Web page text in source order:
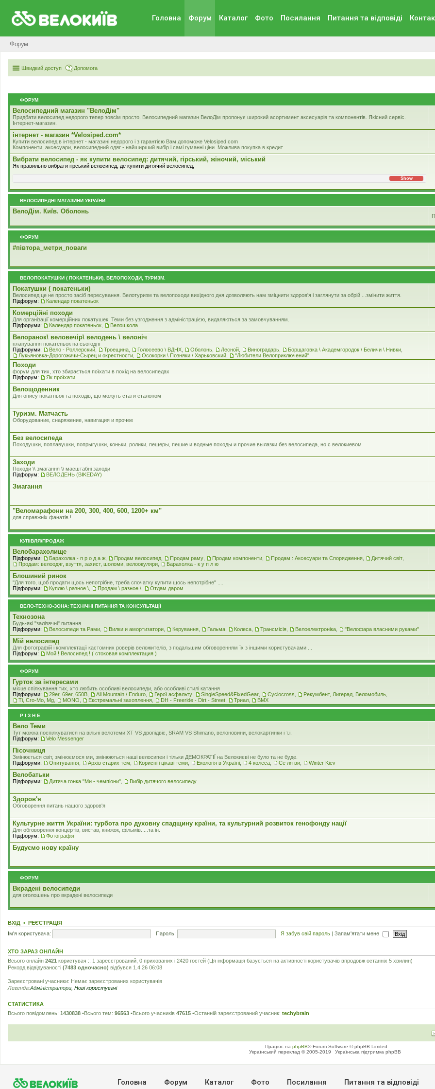
Головна Форум Каталог Фото Посилання Питання та вiдповiдi
Форум
Швидкий доступ Допомога
ФОРУМ
Велосипедний магазин "ВелоДім"
Придбати велосипед недорого тепер зовсім просто. Велосипедний магазин ВелоДім пропонує широкий асортимент аксесуарів та компонентів. Якісний сервіс.
Інтернет-магазин.
iнтернет - магазин *Velosiped.com*
Купити велосипед в інтернет - магазині недорого і з гарантією Вам допоможе Velosiped.com
Компоненти, аксесуари, велосипедний одяг - найширший вибір і самі гуманні ціни. Можлива покупка в кредит.
Вибрати велосипед - як купити велосипед: дитячий, гірський, жіночий, міський
Як правильно вибрати гірський велосипед, де купити дитячий велосипед,
Show
ВЕЛОСИПЕДНІ МАГАЗИНИ УКРАЇНИ
ВелоДім. Київ. Оболонь
ФОРУМ
#‎пiвтора_метри_поваги‬
ВЕЛОПОКАТУШКИ ( ПОКАТЕНЬКИ), ВЕЛОПОХОДИ, ТУРИЗМ.
Покатушки ( покатеньки)
Велосипед це не просто засіб пересування. Велотуризм та велопоходи вихідного дня дозволяють нам зміцнити здоров'я і заглянути за обрій ...змінити життя.
Підфорум:
Календар покатеньок
Комерцiйнi походи
Для організації комерційних покатушек. Теми без узгодження з адміністрацією, видаляються за замовчуванням.
Підфоруми:
Календар покатеньок Велошкола
Велоранок\ веловечір\ велодень \ велоніч
планування покатеньок на сьогодні
Підфоруми:
Вело - Роллерский Троещина Голосеево \ ВДНХ Оболонь Лесной Виноградарь Борщаговка \ Академгородок \ Беличи \ Нивки
Лукьяновка-Дорогожичи-Сырец и окрестности
Осокорки \ Позняки \ Харьковский "Любители Велоприключений"
Походи
форум для тих, хто збирається поїхати в похід на велосипедах
Підфорум:
Як проїхати
Велощоденник
Для опису покатньок та походів, що можуть стати еталоном
Туризм. Матчасть
Оборудование, снаряжение, навигация и прочее
Без велосипеда
Походушки, поплавушки, попрыгушки, коньки, ролики, пещеры, пешие и водные походы и прочие вылазки без велосипеда, но с велокиевом
Заходи
Походи \\ змагання \\ масштабні заходи
Підфорум:
ВЕЛОДЕНЬ (BIKEDAY)
Змагання
"Веломарафони на 200, 300, 400, 600, 1200+ км"
для справжнiх фанатiв !
КУПІВЛЯ\ПРОДАЖ
Велобарахолище
Підфоруми: Барахолка - п р о д а ж Продам велосипед Продам раму Продам компоненти Продам : Аксесуари та Спорядження Дитячий світ
Продам: велоодяг, взуття, захист, шоломи, велоокуляри
Барахолка - к у п л ю
Блошиний ринок
"Для того, щоб продати щось непотрібне, треба спочатку купити щось непотрібне" ....
Підфоруми:
Куплю \ разное \ Продам \ разное \ Отдам даром
ВЕЛО-ТЕХНО-ЗОНА: ТЕХНІЧНІ ПИТАННЯ ТА КОНСУЛЬТАЦІЇ
Технозона
Будь-які "залізячні" питання
Підфоруми:
Велосипеди та Рами Вилки и амортизатори Керування Гальма Колеса Трансмісія Велоелектроніка "Велофара власними руками"
Мiй велосипед
Для фотографій і комплектації кастомних роверiв веложителiв, з подальшим обговоренням їх з іншими користувачами ...
Підфорум:
Мой ! Велосипед ! ( стоковая комплектация )
ФОРУМ
Гурток за інтересами
місце спілкування тих, хто любить особливі велосипеди, або особливі стилі катання
Підфоруми:
29er, 69er, 650B All Mountain / Enduro Герої асфальту SingleSpeed&FixedGear Cyclocross Рекумбент, Лигерад, Веломобиль
Ti, Cro-Mo, Mg
MONO Екстремальні захоплення DH - Freeride - Dirt - Street Триал BMX
Р I З Н Е
Вело Теми
Тут можна поспілкуватися на вільні велотеми ХТ VS двопідвіс, SRAM VS Shimano, велоновини, велокартинки і т.і.
Підфорум:
Velo Messenger
Пісочниця
Змінюється світ, змінюємося ми, змінюються наші велосипеи і тільки ДЕМОКРАТІЇ на Велокиєві не було та не буде.
Підфоруми:
Опитування Архів старих тем Корисні і цікаві теми Екологiя в Україні 4 колеса Се ля ви Winter Kiev
Велобатьки
Підфоруми: Дитяча гонка "Ми - чемпіони" Вибір дитячого велосипеду
Здоров'я
Обговорення питань нашого здоров'я
Культурне життя України: турбота про духовну спадщину країни, та культурний розвиток генофонду нації
Для обговорення концертів, вистав, книжок, фільмів.....та iн.
Підфорум:
Фотографія
Будуємо нову країну
ФОРУМ
Вкрадені велосипеди
для оголошень про вкрадені велосипеди
ВХІД • РЕЄСТРАЦІЯ
Ім'я користувача:
Пароль: Я забув свій пароль | Запам'ятати мене
ХТО ЗАРАЗ ОНЛАЙН
Всього онлайн 2421 користувач :: 1 зареєстрований, 0 прихованих і 2420 гостей (Ця інформація базується на активності користувачів впродовж останніх 5 хвилин)
Рекорд відвідуваності (7483 одночасно) відбувся 1.4.26 06:08
Зареєстровані учасники: Немає зареєстрованих користувачів
Легенда:Адміністратори Нові користувачі
СТАТИСТИКА
Всього повідомлень: 1430838 •Всього тем: 96563 •Всього учасників 47615 •Останній зареєстрований учасник: techybrain
Працює на phpBB® Forum Software © phpBB Limited
Український переклад © 2005-2019
Українська підтримка phpBB
Головна Форум Каталог Фото Посилання Питання та вiдповiдi